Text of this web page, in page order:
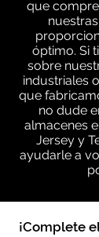
que
óptimo. Si
sobre
industriales
que
no dude
almacenes
Jersey y
ayudarle a
¡Complete